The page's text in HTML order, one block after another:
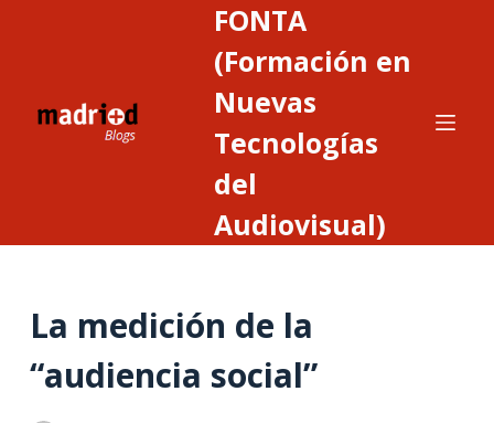
e
FONTA
(Formación en
Nuevas
Tecnologías
del
Audiovisual)
La medición de la
“audiencia social”